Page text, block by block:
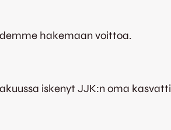
hakemaan voittoa.
iskenyt JJK:n oma kasvatti